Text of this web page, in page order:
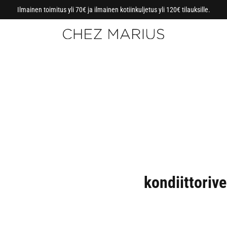
Ilmainen toimitus yli 70€ ja ilmainen kotiinkuljetus yli 120€ tilauksille.